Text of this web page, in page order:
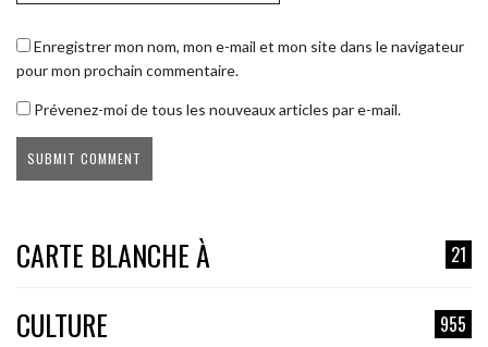
Enregistrer mon nom, mon e-mail et mon site dans le navigateur
pour mon prochain commentaire.
Prévenez-moi de tous les nouveaux articles par e-mail.
CARTE BLANCHE À 21
CULTURE 955